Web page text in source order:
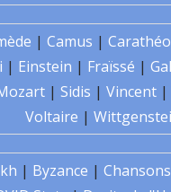
| Camus |
| Einstein | Fraïssé |
| Sidis | Vincent |
Voltaire |
| Byzance | Chansons